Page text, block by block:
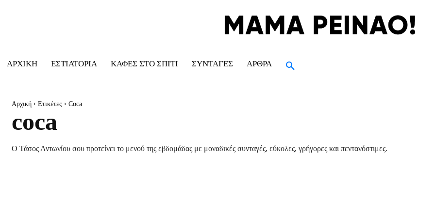
ΑΡΧΙΚΉ ΕΣΤΙΑΤΌΡΙΑ ΚΑΦΈΣ ΣΤΟ ΣΠΊΤΙ ΣΥΝΤΑΓΈΣ ΆΡΘΡΑ
Αρχική Ετικέτες Coca
coca
Ο Τάσος Αντωνίου σου προτείνει το μενού της εβδομάδας με μοναδικές συνταγές, εύκολες, γρήγορες και πεντανόστιμες.